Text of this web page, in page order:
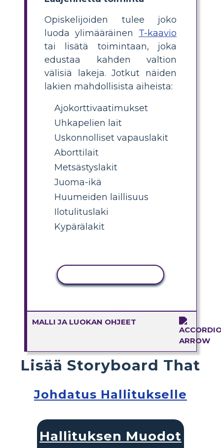
Opiskelijoiden tulee joko
luoda ylimääräinen T-kaavio
tai lisätä toimintaan, joka
edustaa kahden valtion
välisiä lakeja. Jotkut näiden
lakien mahdollisista aiheista:
Ajokorttivaatimukset
Uhkapelien lait
Uskonnolliset vapauslakit
Aborttilait
Metsästyslakit
Juoma-ikä
Huumeiden laillisuus
Ilotulituslaki
Kypärälakit
MALLI JA LUOKAN OHJEET
Lisää Storyboard That
Johdatus Hallitukselle
Hallituksen Muodot